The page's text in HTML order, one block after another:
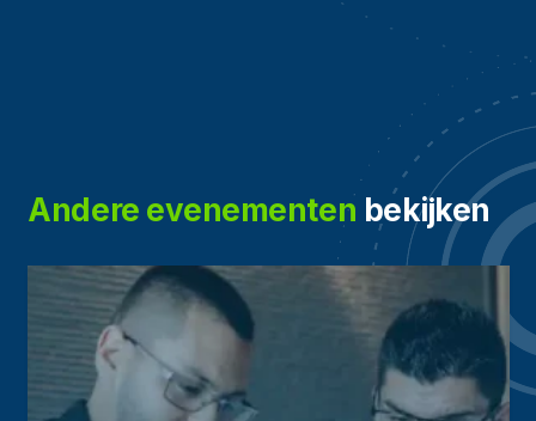
Andere evenementen bekijken